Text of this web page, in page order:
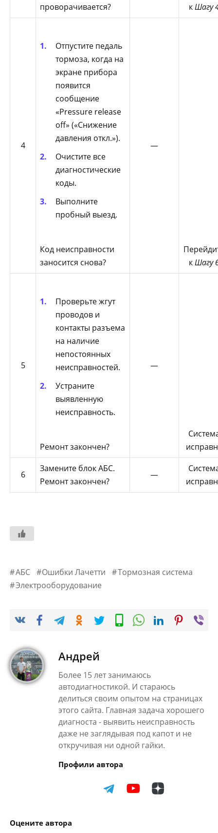
проворачивается?
кШагу
4
Отпустите педаль
тормоза, когда на
экране прибора
появится
сообщение
«Pressure release
off» («Снижение
давления откл.»).
Очистите все
диагностические
коды.
Выполните
пробный выезд.
Код неисправности
заносится снова?
—
кШагу
5
Проверьте жгут
проводов и
контакты разъема
на наличие
непостоянных
неисправностей.
Устраните
выявленную
неисправность.
Ремонт закончен?
—
6
Замените блок АБС.
Ремонт закончен?
—
АБС Ошибки Лачетти
Тормозная система
Электрооборудование
Андрей
Более 15 лет занимаюсь
автодиагностикой. И стараюсь
делиться своим опытом на страницах
этого сайта. Главная задача хорошего
диагноста - выявить неисправность
даже не заглядывая под капот и не
откручивая ни одной гайки.
Профили автора
Оцените автора